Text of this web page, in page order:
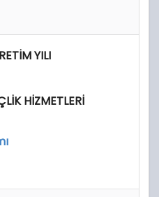
YILI
HİZMETLERİ